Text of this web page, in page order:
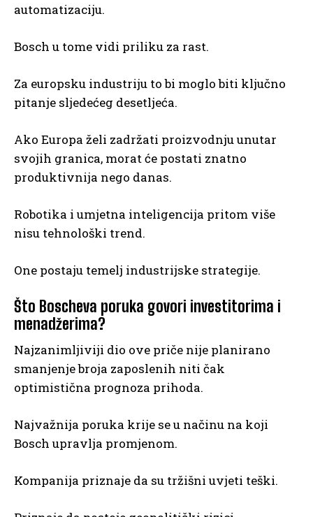
automatizaciju.
Bosch u tome vidi priliku za rast.
Za europsku industriju to bi moglo biti ključno
pitanje sljedećeg desetljeća.
Ako Europa želi zadržati proizvodnju unutar
svojih granica, morat će postati znatno
produktivnija nego danas.
Robotika i umjetna inteligencija pritom više
nisu tehnološki trend.
One postaju temelj industrijske strategije.
Što Boscheva poruka govori investitorima i
menadžerima?
Najzanimljiviji dio ove priče nije planirano
smanjenje broja zaposlenih niti čak
optimistična prognoza prihoda.
Najvažnija poruka krije se u načinu na koji
Bosch upravlja promjenom.
Kompanija priznaje da su tržišni uvjeti teški.